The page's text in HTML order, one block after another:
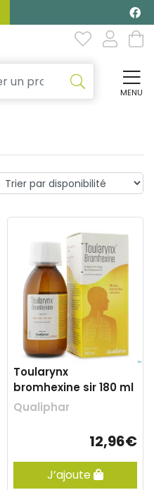
MENU
Toularynx
bromhexine sir 180 ml
Qualiphar
12,96€
J’ajoute